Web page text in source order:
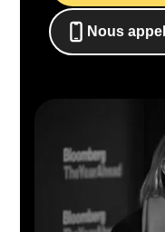
Nous